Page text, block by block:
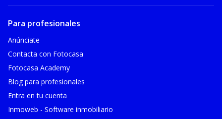
Para profesionales
Anúnciate
Contacta con Fotocasa
Fotocasa Academy
Blog para profesionales
Entra en tu cuenta
Inmoweb - Software inmobiliario